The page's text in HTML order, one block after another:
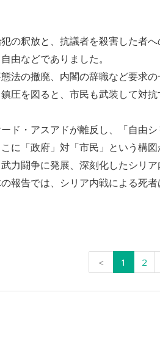
の釈放と、抗議者を殺害した者
由などでありました。
法の撤廃、内閣の辞職など要求
圧を図ると、市民も武装して対抗
ド・アスアドが離反し、「自由
に「政府」対「市民」という構
力闘争に発展、深刻化したシリ
報告では、シリア内戦による死
＜ 1 2